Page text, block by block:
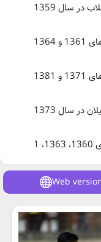
در سال 1359
در سال 1373
Web